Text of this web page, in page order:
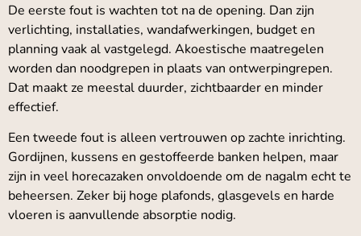
De eerste fout is wachten tot na de opening. Dan zijn
verlichting, installaties, wandafwerkingen, budget en
planning vaak al vastgelegd. Akoestische maatregelen
worden dan noodgrepen in plaats van ontwerpingrepen.
Dat maakt ze meestal duurder, zichtbaarder en minder
effectief.
Een tweede fout is alleen vertrouwen op zachte inrichting.
Gordijnen, kussens en gestoffeerde banken helpen, maar
zijn in veel horecazaken onvoldoende om de nagalm echt te
beheersen. Zeker bij hoge plafonds, glasgevels en harde
vloeren is aanvullende absorptie nodig.